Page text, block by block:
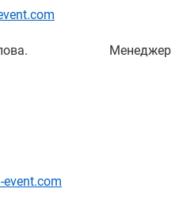
Менеджер